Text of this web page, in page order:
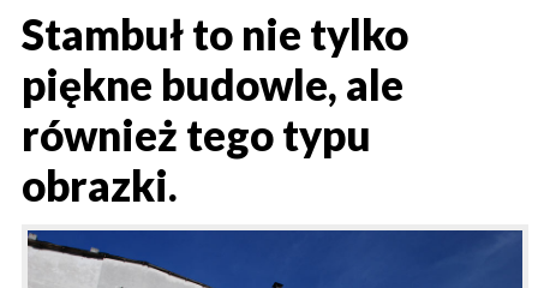
Stambuł to nie tylko
piękne budowle, ale
również tego typu
obrazki.